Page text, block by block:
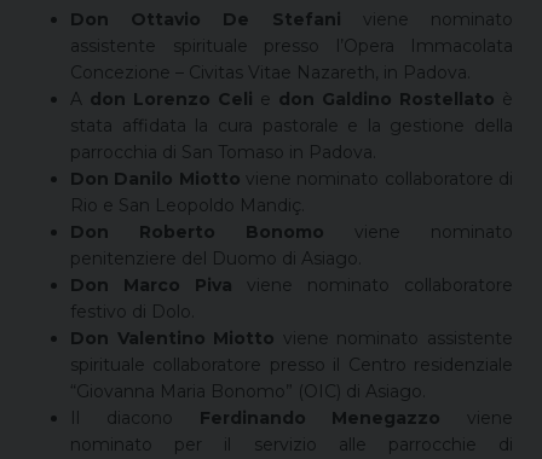
Don Ottavio De Stefani viene nominato
assistente spirituale presso l’Opera Immacolata
Concezione – Civitas Vitae Nazareth, in Padova.
A don Lorenzo Celi e don Galdino Rostellato è
stata affidata la cura pastorale e la gestione della
parrocchia di San Tomaso in Padova.
Don Danilo Miotto viene nominato collaboratore di
Rio e San Leopoldo Mandiç.
Don Roberto Bonomo viene nominato
penitenziere del Duomo di Asiago.
Don Marco Piva viene nominato collaboratore
festivo di Dolo.
Don Valentino Miotto viene nominato assistente
spirituale collaboratore presso il Centro residenziale
“Giovanna Maria Bonomo” (OIC) di Asiago.
Il diacono Ferdinando Menegazzo viene
nominato per il servizio alle parrocchie di